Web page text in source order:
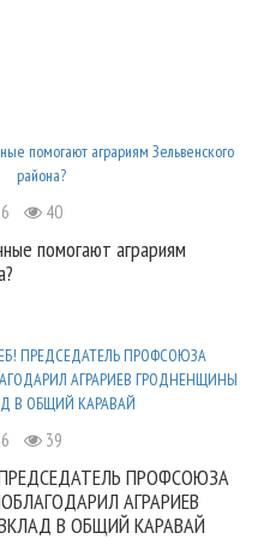
40
помогают аграриям
39
ПРОФСОЮЗА
АГРАРИЕВ
В ОБЩИЙ КАРАВАЙ